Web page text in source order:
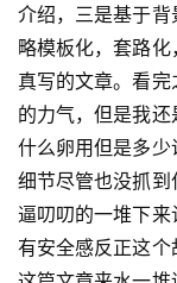
介绍，三是基于
略模板化，套路
真写的文章。看
的力气，但是我
什么卵用但是多
细节尽管也没抓
逼叨叨的一堆下
有安全感反正这